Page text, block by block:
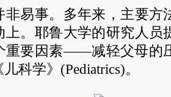
非易事。多年来，主要方
上。耶鲁大学的研究人员
重要因素——减轻父母的
科学》(Pediatrics)。